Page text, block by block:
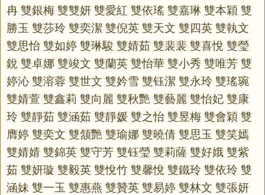
冉 雙銀梅 雙雙妍 雙愛紅 雙依瑤 雙嘉琳 雙本穎 雙
勝玉 雙莎玲 雙奕潔 雙倪英 雙天文 雙四英 雙執文
雙思怡 雙如婷 雙琳駿 雙婧茹 雙裴裴 雙喜悅 雙瑩
銳 雙卓娜 雙竣文 雙蘭英 雙怡華 雙小秀 雙唯芳 雙
婷沁 雙溶蓉 雙世文 雙妗雪 雙钰潔 雙永玲 雙瑤琬
雙婧萱 雙鑫莉 雙向麗 雙秋艷 雙藝麗 雙怡妃 雙康
玲 雙靜茹 雙涵茹 雙靜媛 雙之怡 雙昱梅 雙會穎 雙
膺婷 雙奕文 雙颔艷 雙瑜娜 雙曉倩 雙思玉 雙笑嫣
雙婧婧 雙錦英 雙守芳 雙钰瑩 雙莉薩 雙好娥 雙紫
茹 雙妍璇 雙毅英 雙悅竹 雙馨悅 雙鐵玲 雙依玲 雙
涵妹 雙一玉 雙惠燕 雙贊英 雙易婷 雙林文 雙張妍